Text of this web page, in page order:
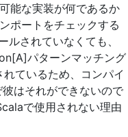
能な実装が何であるか
ポートをチェックする
されていなくても、
パターンマッチング
ているため、コンパイ
はそれができないので
で使用されない理由